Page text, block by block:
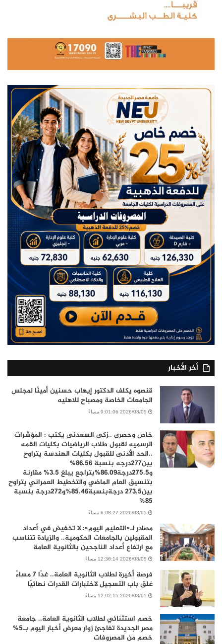
أخر الأخبار
قنصوه يكلف الدكتور إيهاب حسنين أمينًا لمجلس
الجامعات الخاصة ومصباح للاهليه
2026/08/05 9:01:06 مساءً
خاص وحصرى ..زكى السعدنى يكتب : المؤشرات
الرسميه لقبول طلاب الرياضيات بكليات القمه
..الحد الأدنى للقبول بكليات الهندسة يتراوح
بين277درجه بنسبة 86.56%
و275.5درجة86.09%بتراجع يبلغ 3.5% مقارنة
بتنسيق العام الماضي والتخطيط العمراني يتراوح
بين273.5 درجةبنسبة85.46%و272درجة بنسبة
85%
2026/08/05 6:08:27 مساءً
مصادر لـ«التعليم اليوم»: لا تخفيض في أعداد
المقبولين بالجامعات الحكومية.. والزيادة تتناسب
مع ارتفاع أعداد الناجحين بالثانوية العامة
2026/08/05 12:36:14 مساءً
فرصة أخيرة لطلاب الثانوية العامة.. غدًا 7 مساءً
غلق باب التسجيل لاختبارات القدرات نهائيًا
2026/08/05 12:02:15 مساءً
خصم استثنائي لطلاب الثانوية العامة.. جامعة
مصر الجديدة تفاجئ زوار معرض أخبار اليوم بـ5%
خصم من المصروفات